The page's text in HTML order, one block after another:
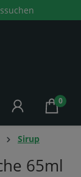
0
Sirup
65ml